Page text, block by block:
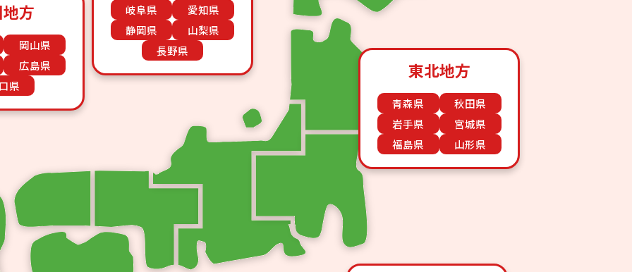
東北地方
青森県
秋田県
岩手県
宮城県
福島県
山形県
岐阜県
愛知県
静岡県
山梨県
長野県
方
岡山県
広島県
県